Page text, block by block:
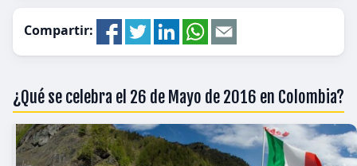
Compartir:
¿Qué se celebra el 26 de Mayo de 2016 en Colombia?